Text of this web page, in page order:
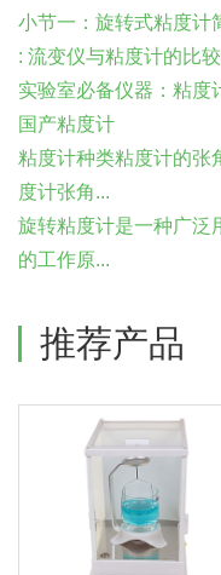
小节一：旋转式粘度计
: 流变仪与粘度计的比
实验室必备仪器：粘度
国产粘度计
粘度计种类粘度计的张
度计张角...
旋转粘度计是一种广泛
的工作原...
推荐产品